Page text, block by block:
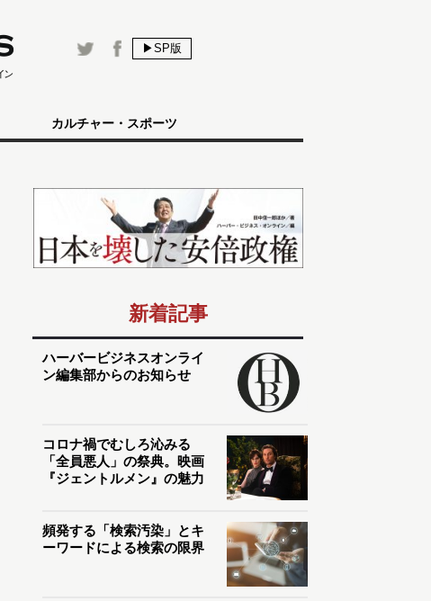
▶SP版
カルチャー・スポーツ
新着記事
ハーバービジネスオンライ
ン編集部からのお知らせ
コロナ禍でむしろ沁みる
「全員悪人」の祭典。映画
『ジェントルメン』の魅力
頻発する「検索汚染」とキ
ーワードによる検索の限界